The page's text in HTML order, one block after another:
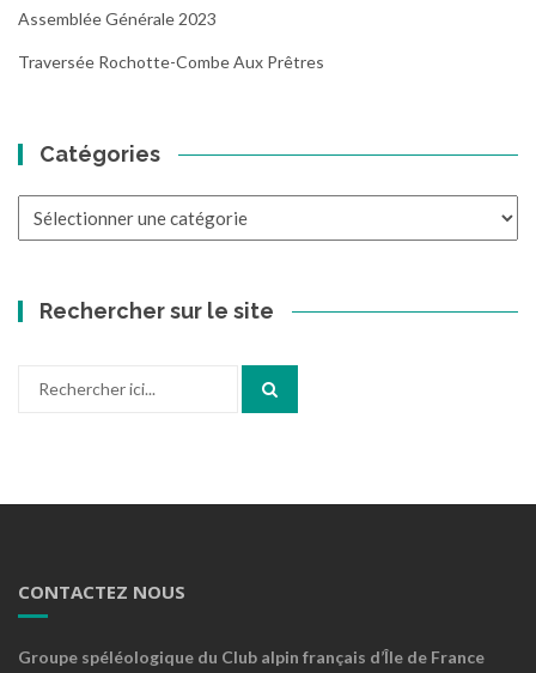
Assemblée Générale 2023
Traversée Rochotte-Combe Aux Prêtres
Catégories
Rechercher sur le site
CONTACTEZ NOUS
Groupe spéléologique du Club alpin français d’Île de France